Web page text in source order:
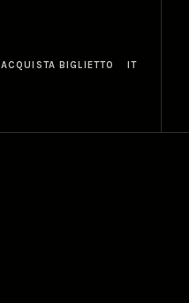
ACQUISTA BIGLIETTO IT